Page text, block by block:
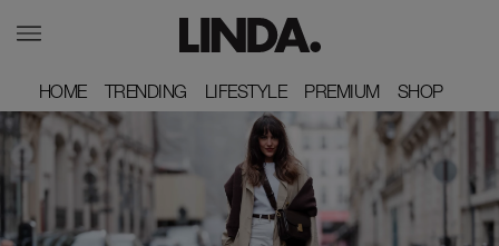
HOME
HOME TRENDING
TRENDING LIFESTYLE
LIFESTYLE PREMIUM
PREMIUM SHOP
SHOP